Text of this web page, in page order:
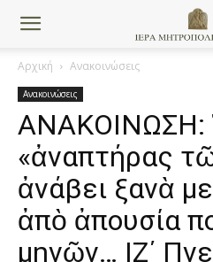
Αρχική Ανακοινώσεις
Ανακοινώσεις
«ἀναπτήρας
ἀνάβει ξανὰ
ἀπὸ ἀπουσία
μηνῶν… ΙΖ΄